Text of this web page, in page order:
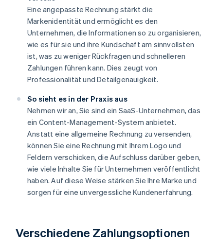
Eine angepasste Rechnung stärkt die
Markenidentität und ermöglicht es den
Unternehmen, die Informationen so zu organisieren,
wie es für sie und ihre Kundschaft am sinnvollsten
ist, was zu weniger Rückfragen und schnelleren
Zahlungen führen kann. Dies zeugt von
Professionalität und Detailgenauigkeit.
So sieht es in der Praxis aus
Nehmen wir an, Sie sind ein SaaS-Unternehmen, das
ein Content-Management-System anbietet.
Anstatt eine allgemeine Rechnung zu versenden,
können Sie eine Rechnung mit Ihrem Logo und
Feldern verschicken, die Aufschluss darüber geben,
wie viele Inhalte Sie für Unternehmen veröffentlicht
haben. Auf diese Weise stärken Sie Ihre Marke und
sorgen für eine unvergessliche Kundenerfahrung.
Verschiedene Zahlungsoptionen